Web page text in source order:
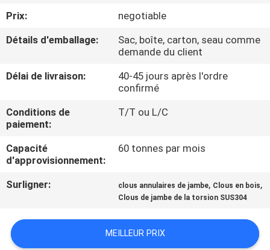
CONTRÔLE
DE
NOUS
DEMANDEZ
UNE
PLAN
Prix:
negotiable
Détails d'emballage:
Sac, boîte, carton, seau comme
demande du client
Délai de livraison:
40-45 jours après l'ordre
confirmé
Conditions de
paiement:
T/T ou L/C
Capacité
d'approvisionnement:
60 tonnes par mois
Surligner: clous annulaires de jambe, Clous en bois,
Clous de jambe de la torsion SUS304
MEILLEUR PRIX